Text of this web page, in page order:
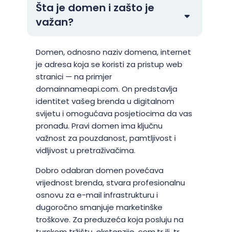
Šta je domen i zašto je
važan?
Domen, odnosno naziv domena, internet
je adresa koja se koristi za pristup web
stranici — na primjer
domainnameapi.com. On predstavlja
identitet vašeg brenda u digitalnom
svijetu i omogućava posjetiocima da vas
pronađu. Pravi domen ima ključnu
važnost za pouzdanost, pamtljivost i
vidljivost u pretraživačima.
Dobro odabran domen povećava
vrijednost brenda, stvara profesionalnu
osnovu za e-mail infrastrukturu i
dugoročno smanjuje marketinške
troškove. Za preduzeća koja posluju na